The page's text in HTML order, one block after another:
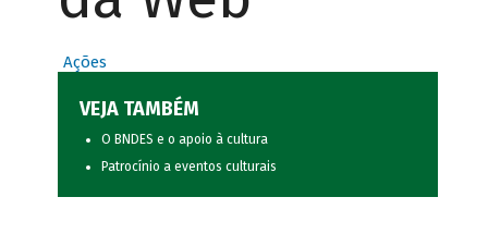
Ações
VEJA TAMBÉM
O BNDES e o apoio à cultura
Patrocínio a eventos culturais